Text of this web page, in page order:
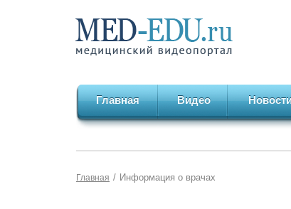
Главная Видео
Главная / Информация о врачах